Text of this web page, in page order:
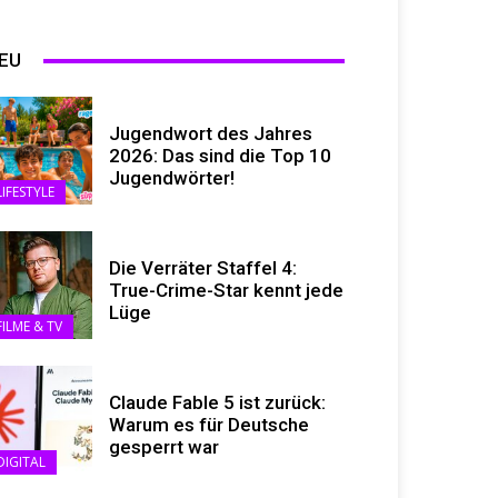
Jugendwort des Jahres
2026: Das sind die Top 10
Jugendwörter!
& TV
Die Verräter Staffel 4:
True-Crime-Star kennt jede
Lüge
Claude Fable 5 ist zurück:
Warum es für Deutsche
gesperrt war